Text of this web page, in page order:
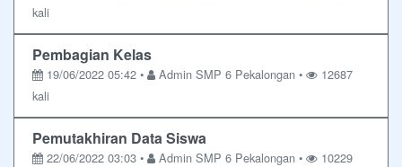
kali
Pembagian Kelas
19/06/2022 05:42 • Admin SMP 6 Pekalongan •
12687
kali
Pemutakhiran Data Siswa
22/06/2022 03:03 • Admin SMP 6 Pekalongan •
10229